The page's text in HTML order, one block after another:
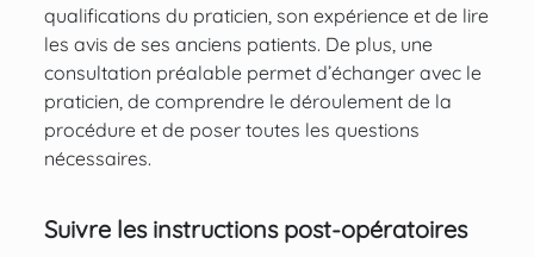
qualifications du praticien, son expérience et de lire
les avis de ses anciens patients. De plus, une
consultation préalable permet d’échanger avec le
praticien, de comprendre le déroulement de la
procédure et de poser toutes les questions
nécessaires.
Suivre les instructions post-opératoires